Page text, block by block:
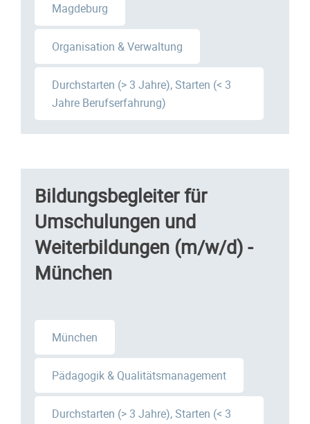
Magdeburg
Organisation & Verwaltung
Durchstarten (> 3 Jahre), Starten (< 3
Jahre Berufserfahrung)
Bildungsbegleiter für
Umschulungen und
Weiterbildungen (m/w/d) -
München
München
Pädagogik & Qualitätsmanagement
Durchstarten (> 3 Jahre), Starten (< 3